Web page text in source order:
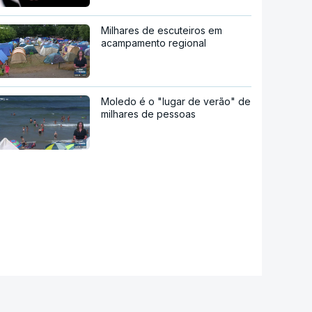
Milhares de escuteiros em
acampamento regional
Moledo é o "lugar de verão" de
milhares de pessoas